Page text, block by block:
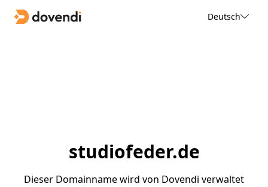
Deutsch
studiofeder.de
Dieser Domainname wird von Dovendi verwaltet